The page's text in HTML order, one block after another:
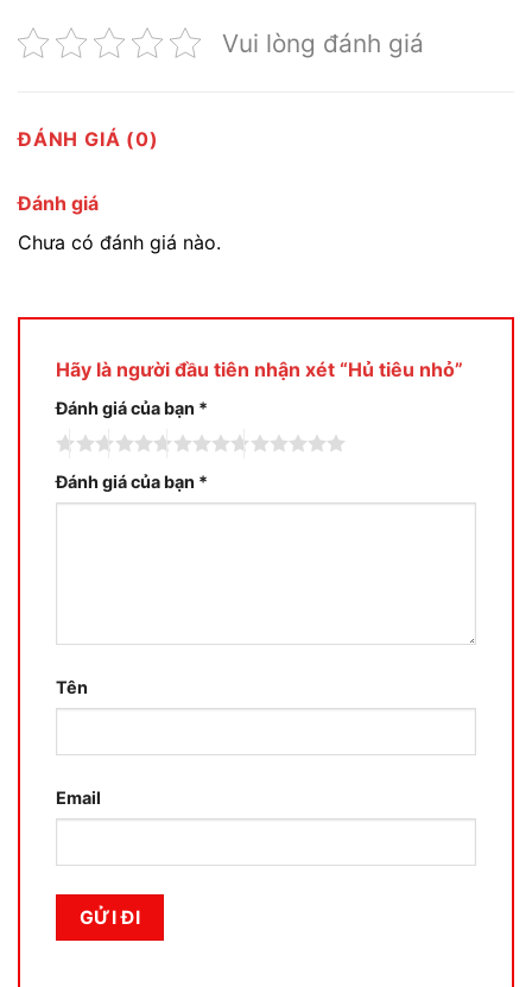
Vui lòng đánh giá
ĐÁNH GIÁ (0)
Đánh giá
Chưa có đánh giá nào.
Hãy là người đầu tiên nhận xét “Hủ tiêu nhỏ”
Đánh giá của bạn *
Đánh giá của bạn *
Tên
Email